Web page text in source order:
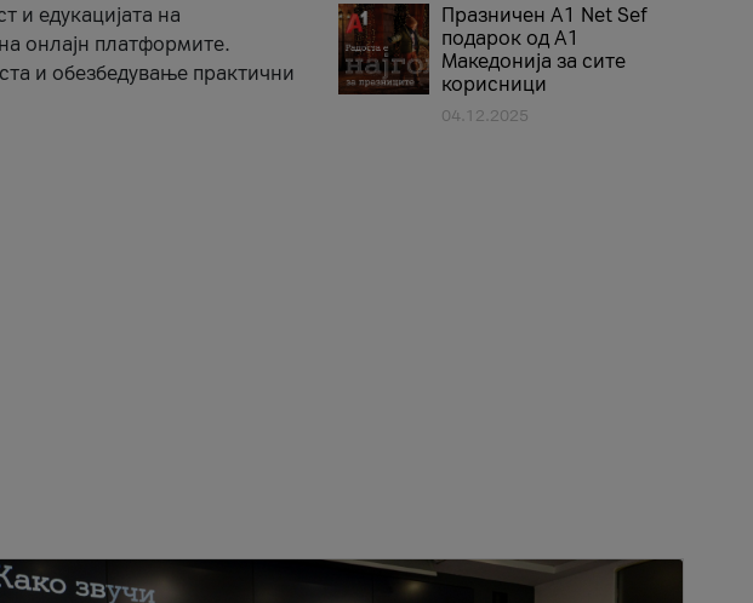
и едукацијата на
онлајн платформите.
и обезбедување практични
Празничен A1 Net Sеf
подарок од А1
Македонија за сите
корисници
04.12.2025